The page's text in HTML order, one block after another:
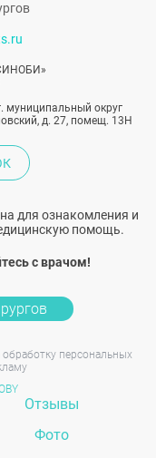
муниципальный округ
д. 27, помещ. 13Н
для ознакомления и
помощь.
с врачом!
обработку персональных
Отзывы
Фото